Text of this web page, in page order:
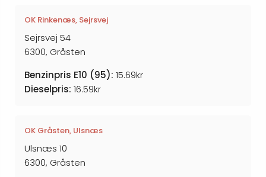
OK Rinkenæs, Sejrsvej
Sejrsvej 54
6300, Gråsten
Benzinpris E10 (95): 15.69kr
Dieselpris: 16.59kr
OK Gråsten, Ulsnæs
Ulsnæs 10
6300, Gråsten